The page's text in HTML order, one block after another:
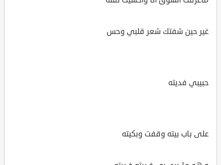
غير حين شفتك شعر قلبي وحس
حبيبي فديته
على باب بيته وقفت وبكيته